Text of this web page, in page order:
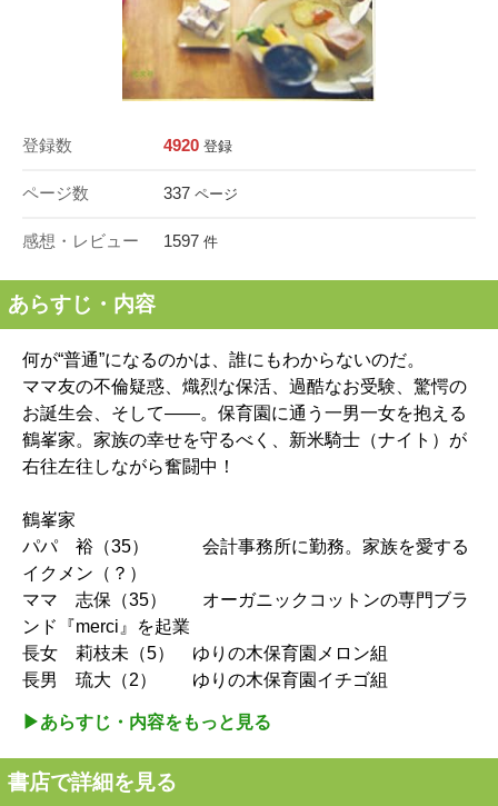
登録数 4920 登録
ページ数 337 ページ
感想・レビュー 1597 件
あらすじ・内容
何が“普通”になるのかは、誰にもわからないのだ。
ママ友の不倫疑惑、熾烈な保活、過酷なお受験、驚愕の
お誕生会、そして――。保育園に通う一男一女を抱える
鶴峯家。家族の幸せを守るべく、新米騎士（ナイト）が
右往左往しながら奮闘中！
鶴峯家
パパ 裕（35） 会計事務所に勤務。家族を愛する
イクメン（？）
ママ 志保（35） オーガニックコットンの専門ブラ
ンド『merci』を起業
長女 莉枝未（5） ゆりの木保育園メロン組
長男 琉大（2） ゆりの木保育園イチゴ組
▶︎あらすじ・内容をもっと見る
書店で詳細を見る